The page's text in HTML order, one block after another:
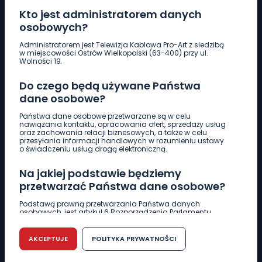
Kto jest administratorem danych
osobowych?
Administratorem jest Telewizja Kablowa Pro-Art z siedzibą
w miejscowości Ostrów Wielkopolski (63-400) przy ul.
Wolności 19.
Do czego będą używane Państwa
dane osobowe?
Państwa dane osobowe przetwarzane są w celu
nawiązania kontaktu, opracowania ofert, sprzedaży usług
oraz zachowania relacji biznesowych, a także w celu
przesyłania informacji handlowych w rozumieniu ustawy
o świadczeniu usług drogą elektroniczną.
Na jakiej podstawie będziemy
przetwarzać Państwa dane osobowe?
Podstawą prawną przetwarzania Państwa danych
osobowych, jest artykuł 6 Rozporządzenia Parlamentu
r. w sprawie ochrony osób fizycznych w związku z
przetwarzaniem danych osobowych w sprawie
swobodnego przepływu takich danych oraz uchylenia
dyrektywy 95/46/WE (RODO).
AKCEPTUJE POLITYKA PRYWATNOŚCI
Pobierz logotyp
661 997 997
REDAKCJA
62 735 22 22redakcja@wlkp24.info
DZIAŁ REKLAMY
62 735 01 85 reklama@wlkp24.info
WIADOMOŚCI
CIEKAWOSTKI